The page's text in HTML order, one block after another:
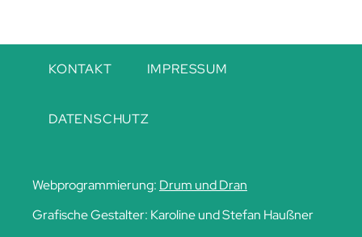
überspringen
KONTAKT IMPRESSUM
DATENSCHUTZ
Webprogrammierung: Drum und Dran
Grafische Gestalter: Karoline und Stefan Haußner